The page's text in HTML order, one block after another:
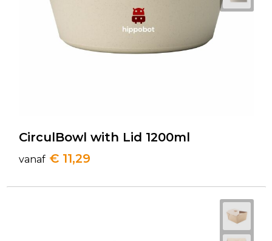
CirculBowl with Lid 1200ml
vanaf € 11,29